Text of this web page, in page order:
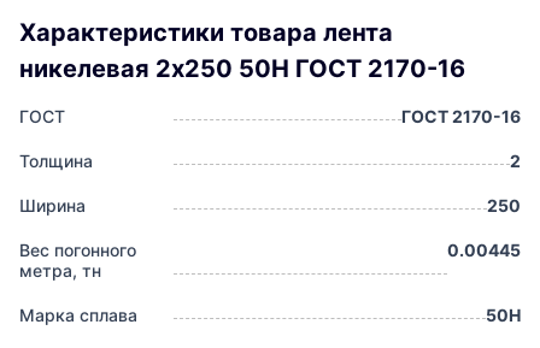
Характеристики товара лента
никелевая 2x250 50Н ГОСТ 2170-16
ГОСТ ГОСТ 2170-16
Толщина 2
Ширина 250
Вес погонного
метра, тн
0.00445
Марка сплава 50Н